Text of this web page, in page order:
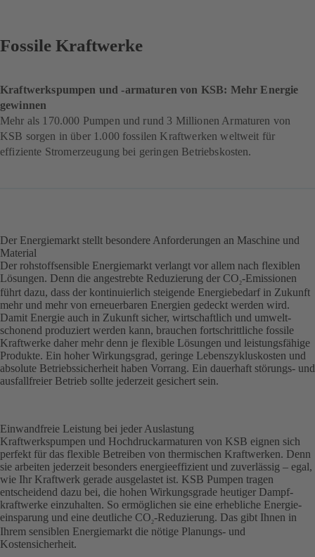
Fossile Kraftwerke
Kraftwerkspumpen und -armaturen von KSB: Mehr Energie
gewinnen
Mehr als 170.000 Pumpen und rund 3 Millionen Armaturen von
KSB sorgen in über 1.000 fossilen Kraftwerken weltweit für
effiziente Stromerzeugung bei geringen Betriebskosten.
Der Energiemarkt stellt besondere Anforderungen an Maschine und
Material
Der rohstoffsensible Energiemarkt verlangt vor allem nach flexiblen
Lösungen. Denn die angestrebte Reduzierung der CO2-Emissionen
führt dazu, dass der kontinuierlich steigende Energiebedarf in Zukunft
mehr und mehr von erneuerbaren Energien gedeckt werden wird.
Damit Energie auch in Zukunft sicher, wirtschaftlich und umwelt­
schonend produziert werden kann, brauchen fortschrittliche fossile
Kraftwerke daher mehr denn je flexible Lösungen und leistungsfähige
Produkte. Ein hoher Wirkungsgrad, geringe Lebenszykluskosten und
absolute Betriebssicherheit haben Vorrang. Ein dauerhaft störungs- und
ausfallfreier Betrieb sollte jederzeit gesichert sein.
Einwandfreie Leistung bei jeder Auslastung
Kraftwerkspumpen und Hochdruckarmaturen von KSB eignen sich
perfekt für das flexible Betreiben von thermischen Kraftwerken. Denn
sie arbeiten jederzeit besonders energieeffizient und zuverlässig – egal,
wie Ihr Kraftwerk gerade ausgelastet ist. KSB Pumpen tragen
entscheidend dazu bei, die hohen Wirkungsgrade heutiger Dampf­
kraftwerke einzuhalten. So ermöglichen sie eine erhebliche Energie­
einsparung und eine deutliche CO2-Reduzierung. Das gibt Ihnen in
Ihrem sensiblen Energiemarkt die nötige Planungs- und
Kostensicherheit.